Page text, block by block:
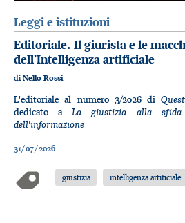
Leggi e istituzioni
Editoriale. Il giurista e le
dell’Intelligenza artificiale
diNello Rossi
L'editoriale al numero 3/2026 di
dedicato aLa giustizia alla sfida
dell'informazione
31/07/2026
giustizia intelligenza artificiale